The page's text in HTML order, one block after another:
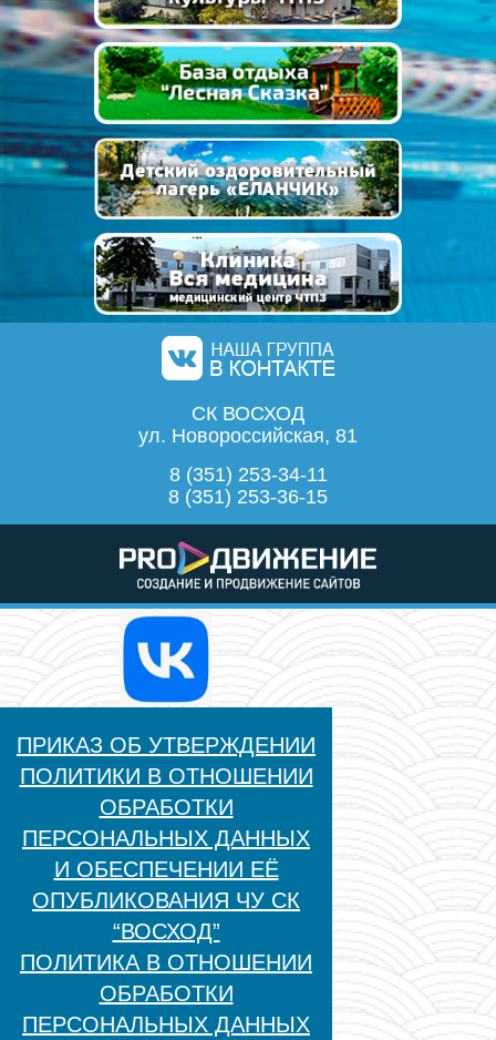
СК ВОСХОД
ул. Новороссийская, 81
8 (351) 253-34-11
8 (351) 253-36-15
ПРИКАЗ ОБ УТВЕРЖДЕНИИ
ПОЛИТИКИ В ОТНОШЕНИИ
ОБРАБОТКИ
ПЕРСОНАЛЬНЫХ ДАННЫХ
И ОБЕСПЕЧЕНИИ ЕЁ
ОПУБЛИКОВАНИЯ ЧУ СК
“ВОСХОД”
ПОЛИТИКА В ОТНОШЕНИИ
ОБРАБОТКИ
ПЕРСОНАЛЬНЫХ ДАННЫХ